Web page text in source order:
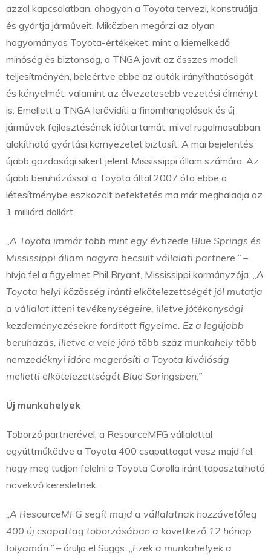
azzal kapcsolatban, ahogyan a Toyota tervezi, konstruálja
és gyártja járműveit. Miközben megőrzi az olyan
hagyományos Toyota-értékeket, mint a kiemelkedő
minőség és biztonság, a TNGA javít az összes modell
teljesítményén, beleértve ebbe az autók irányíthatóságát
és kényelmét, valamint az élvezetesebb vezetési élményt
is. Emellett a TNGA lerövidíti a finomhangolások és új
járművek fejlesztésének időtartamát, mivel rugalmasabban
alakítható gyártási környezetet biztosít. A mai bejelentés
újabb gazdasági sikert jelent Mississippi állam számára. Az
újabb beruházással a Toyota által 2007 óta ebbe a
létesítménybe eszközölt befektetés ma már meghaladja az
1 milliárd dollárt.
„A Toyota immár több mint egy évtizede Blue Springs és
Mississippi állam nagyra becsült vállalati partnere.” –
hívja fel a figyelmet Phil Bryant, Mississippi kormányzója. „A
Toyota helyi közösség iránti elkötelezettségét jól mutatja
a vállalat itteni tevékenységeire, illetve jótékonysági
kezdeményezésekre fordított figyelme. Ez a legújabb
beruházás, illetve a vele járó több száz munkahely több
nemzedéknyi időre megerősíti a Toyota kiválóság
melletti elkötelezettségét Blue Springsben.”
Új munkahelyek
Toborzó partnerével, a ResourceMFG vállalattal
együttműködve a Toyota 400 csapattagot vesz majd fel,
hogy meg tudjon felelni a Toyota Corolla iránt tapasztalható
növekvő keresletnek.
„A ResourceMFG segít majd a vállalatnak hozzávetőleg
400 új csapattag toborzásában a következő 12 hónap
folyamán.” – árulja el Suggs. „Ezek a munkahelyek a